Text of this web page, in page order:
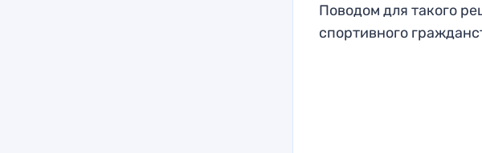
Поводом для такого
спортивного